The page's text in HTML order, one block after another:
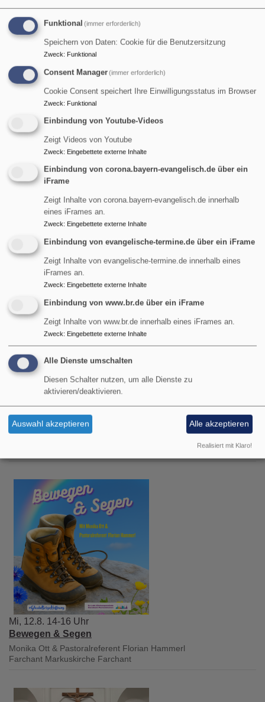
Garmisch-Partenkirchen Friedhof Garmisch
Di, 11.8. 12 Uhr
Bergandacht auf dem Zugspitzplatt
Pfarrer Gottfried von Segnitz
Zugspitze
Di, 11.8. 14:30-16:30 Uhr
Treffpunkt "Kaffee & Kultur" -
Evangelisches Gemeindehaus
Mi, 12.8. 14-16 Uhr
Bewegen & Segen
Monika Ott & Pastoralreferent Florian Hammerl
Farchant Markuskirche Farchant
Funktional (immer erforderlich)
Speichern von Daten: Cookie für die Benutzersitzung
Zweck: Funktional
Consent Manager(immer erforderlich)
Cookie Consent speichert Ihre Einwilligungsstatus im Browser
Zweck: Funktional
Einbindung von Youtube-Videos
Zeigt Videos von Youtube
Zweck: Eingebettete externe Inhalte
Einbindung von corona.bayern-evangelisch.de über ein
iFrame
Zeigt Inhalte von corona.bayern-evangelisch.de innerhalb
eines iFrames an.
Zweck: Eingebettete externe Inhalte
Einbindung von evangelische-termine.de über ein iFrame
Zeigt Inhalte von evangelische-termine.de innerhalb eines
iFrames an.
Zweck: Eingebettete externe Inhalte
Einbindung von www.br.de über ein iFrame
Zeigt Inhalte von www.br.de innerhalb eines iFrames an.
Zweck: Eingebettete externe Inhalte
Alle Dienste umschalten
Diesen Schalter nutzen, um alle Dienste zu
aktivieren/deaktivieren.
Auswahl akzeptieren Alle akzeptieren
Realisiert mit Klaro!